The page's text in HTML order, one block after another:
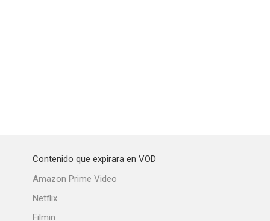
Contenido que expirara en VOD
Amazon Prime Video
Netflix
Filmin